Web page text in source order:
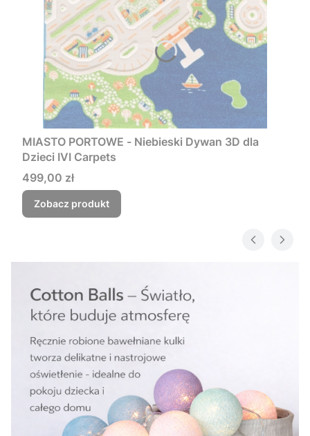
MIASTO PORTOWE - Niebieski Dywan 3D dla
Dzieci IVI Carpets
Cena
499,00 zł
Zobacz produkt